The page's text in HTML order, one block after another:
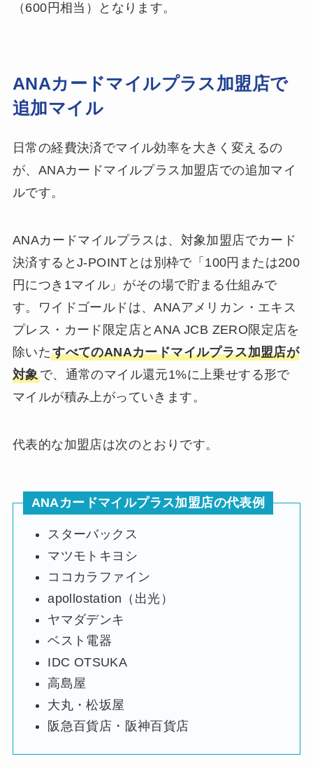
（600円相当）となります。
ANAカードマイルプラス加盟店で
追加マイル
日常の経費決済でマイル効率を大きく変えるの
が、ANAカードマイルプラス加盟店での追加マイ
ルです。
ANAカードマイルプラスは、対象加盟店でカード
決済するとJ-POINTとは別枠で「100円または200
円につき1マイル」がその場で貯まる仕組みで
す。ワイドゴールドは、ANAアメリカン・エキス
プレス・カード限定店とANA JCB ZERO限定店を
除いたすべてのANAカードマイルプラス加盟店が
対象で、通常のマイル還元1%に上乗せする形で
マイルが積み上がっていきます。
代表的な加盟店は次のとおりです。
ANAカードマイルプラス加盟店の代表例
スターバックス
マツモトキヨシ
ココカラファイン
apollostation（出光）
ヤマダデンキ
ベスト電器
IDC OTSUKA
高島屋
大丸・松坂屋
阪急百貨店・阪神百貨店